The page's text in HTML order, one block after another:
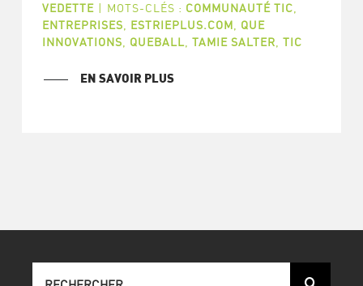
VEDETTE
MOTS-CLÉS : COMMUNAUTÉ TIC,
ENTREPRISES, ESTRIEPLUS.COM, QUE
INNOVATIONS, QUEBALL, TAMIE SALTER, TIC
EN SAVOIR PLUS